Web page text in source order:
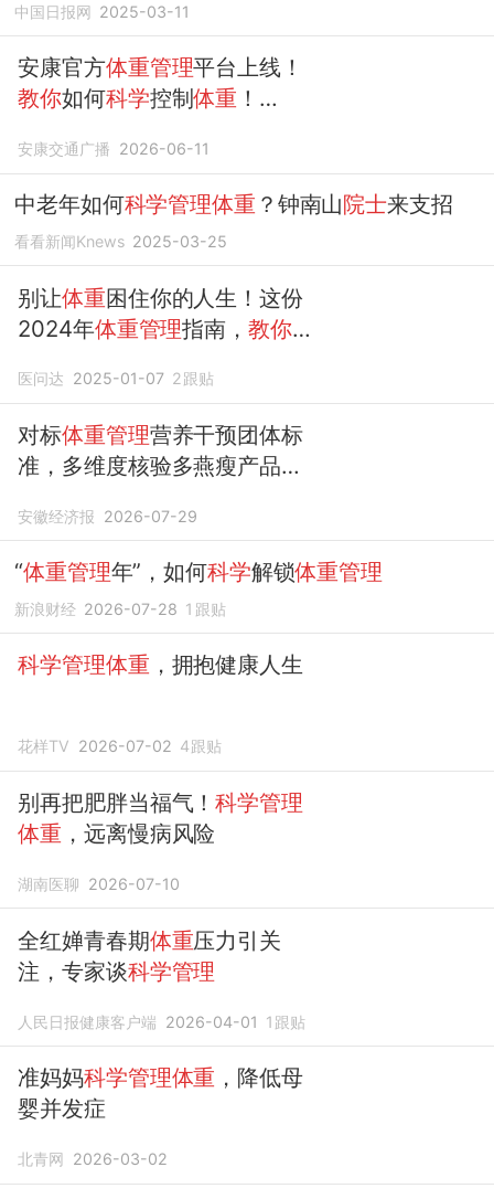
中国日报网 2025-03-11
安康官方体重管理平台上线！
教你如何科学控制体重 ！
安康交通广播 2026-06-11
中老年如何科学管理体重 ？钟南山院士来支招
看看新闻Knews 2025-03-25
别让体重困住你的人生！这份
2024年体重管理指南， 教你科
医问达 2025-01-07 2跟贴
对标体重管理营养干预团体标
准，多维度核验多燕瘦产品科
安徽经济报 2026-07-29
“体重管理年”，如何科学解锁体重管理
新浪财经 2026-07-28 1 跟贴
科学管理体重 ，拥抱健康人生
花样TV 2026-07-02 4跟贴
别再把肥胖当福气！科学管理
体重 ，远离慢病风险
湖南医聊 2026-07-10
全红婵青春期体重压力引关
注，专家谈科学管理
人民日报健康客户端 2026-04-01 1 跟贴
准妈妈科学管理体重 ，降低母
婴并发症
北青网 2026-03-02